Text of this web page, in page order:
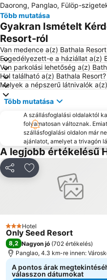
Daorong, Panglao, Fülöp-
Több mutatása
Gyakran Ismételt
Resort-ról
Van medence a(z) Bathala
Engedélyezett-e a háziállat a(z)
Van parkolási lehetőség a(z)
Hol található a(z) Bathala Resort?
Melyek a népszerű látnivalók
Több mutatása
A szállásfoglalási oldalaktól
folyamatosan változnak.
szállásfoglalási oldalon már
ajánlatot, amelyet a trivagón
A legjobb értékelésű
MegosztásHozzáadás a
3 Kategória
Hotel
Only Seed Resort
8,2 Nagyon jó (702 értékelés)
Panglao, 4.3 km-re innen:
A pontos árak
válasszon dátumokat